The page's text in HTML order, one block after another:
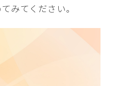
みてください。